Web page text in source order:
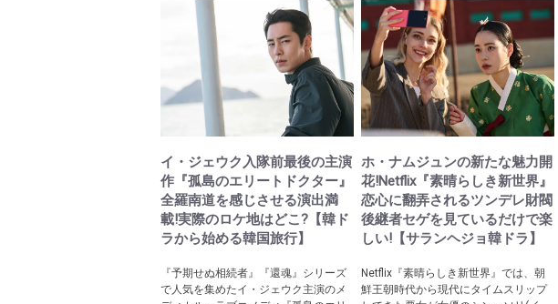
イ・ジェウク入隊前最後の主演
作『孤島のエリートドクター』
全羅南道を感じさせる演出満
載!実際のロケ地はどこ?【韓ド
ラから始める韓国旅行】
『予期せぬ相続者』『還魂』シリーズ
で人気を集めたイ・ジェウク主演のメ
ホ・ナムジュンの新たな魅力開
花!Netflix『素晴らしき新世界』
恋心に翻弄されるツンデレ財閥
後継者セゲを見ているだけで楽
しい!【サランヘジョ韓ドラ】
Netflix『素晴らしき新世界』では、朝
鮮王朝時代から現代にタイムスリップ